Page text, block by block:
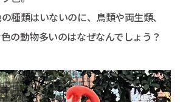
種類はいないのに、鳥類や両生類、
の動物多いのはなぜなんでしょう？